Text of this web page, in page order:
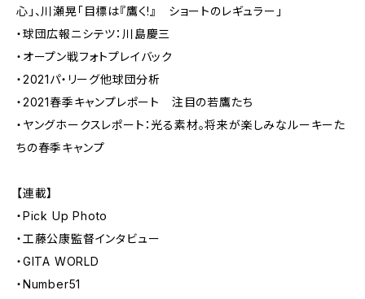
心」、川瀬晃「目標は『鷹く!』 ショートのレギュラー」
・球団広報ニシテツ：川島慶三
・オープン戦フォトプレイバック
・2021パ・リーグ他球団分析
・2021春季キャンプレポート 注目の若鷹たち
・ヤングホークスレポート：光る素材。将来が楽しみなルーキーた
ちの春季キャンプ
【連載】
・Pick Up Photo
・工藤公康監督インタビュー
・GITA WORLD
・Number51